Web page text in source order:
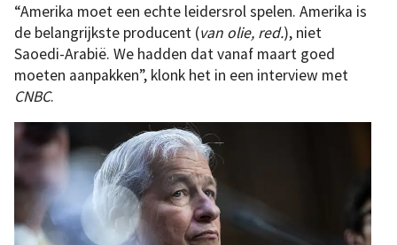
“Amerika moet een echte leidersrol spelen. Amerika is
de belangrijkste producent (van olie, red.), niet
Saoedi-Arabië. We hadden dat vanaf maart goed
moeten aanpakken”, klonk het in een interview met
CNBC.